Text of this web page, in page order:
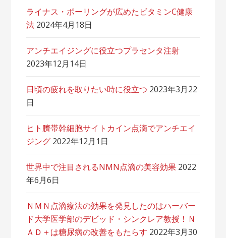
ライナス・ポーリングが広めたビタミンC健康
法 2024年4月18日
アンチエイジングに役立つプラセンタ注射
2023年12月14日
日頃の疲れを取りたい時に役立つ 2023年3月22
日
ヒト臍帯幹細胞サイトカイン点滴でアンチエイ
ジング 2022年12月1日
世界中で注目されるNMN点滴の美容効果 2022
年6月6日
ＮＭＮ点滴療法の効果を発見したのはハーバー
ド大学医学部のデビッド・シンクレア教授！Ｎ
ＡＤ＋は糖尿病の改善をもたらす 2022年3月30